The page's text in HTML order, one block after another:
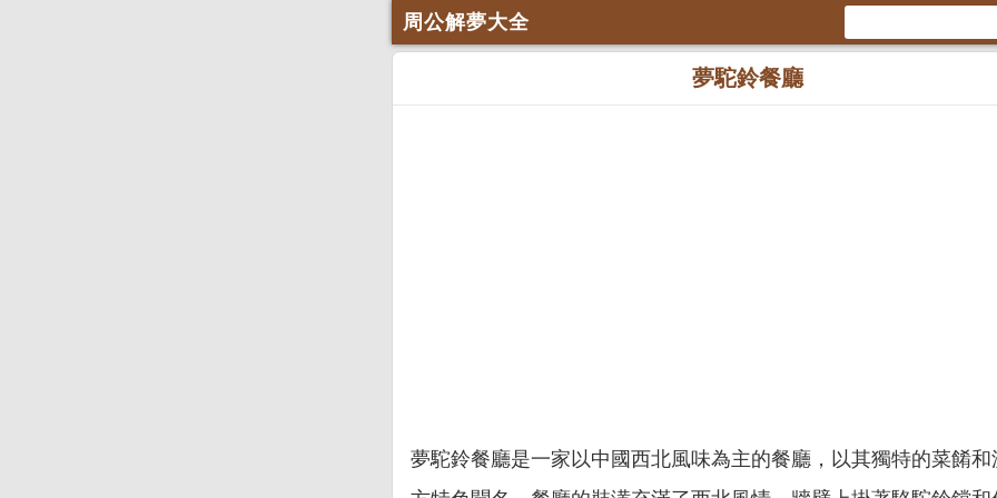
周公解夢大全
夢駝鈴餐廳
夢駝鈴餐廳是一家以中國西北風味為主的餐廳，以其獨特的菜餚和